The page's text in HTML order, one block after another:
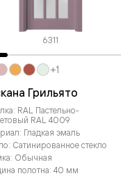
6311
Грильято
RAL Пастельно-
RAL 4009
Гладкая эмаль
Сатинированное стекло
Обычная
полотна: 40 мм
+1